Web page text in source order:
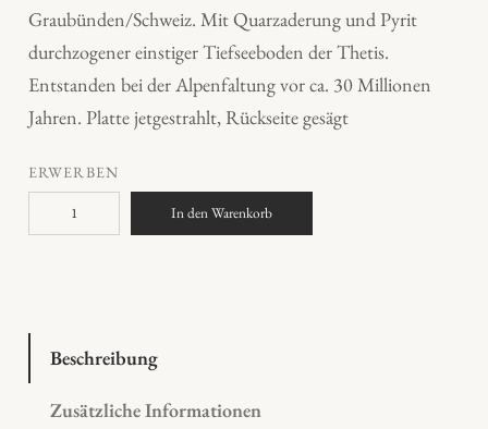
Graubünden/Schweiz. Mit Quarzaderung und Pyrit
durchzogener einstiger Tiefseeboden der Thetis.
Entstanden bei der Alpenfaltung vor ca. 30 Millionen
Jahren. Platte jetgestrahlt, Rückseite gesägt
ERWERBEN
h
n
o
In den Warenkorb
Beschreibung
Zusätzliche Informationen